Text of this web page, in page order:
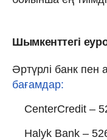
Шымкенттегі
Әртүрлі банк пен
бағамдар:
CenterCredit –
Halyk Bank –